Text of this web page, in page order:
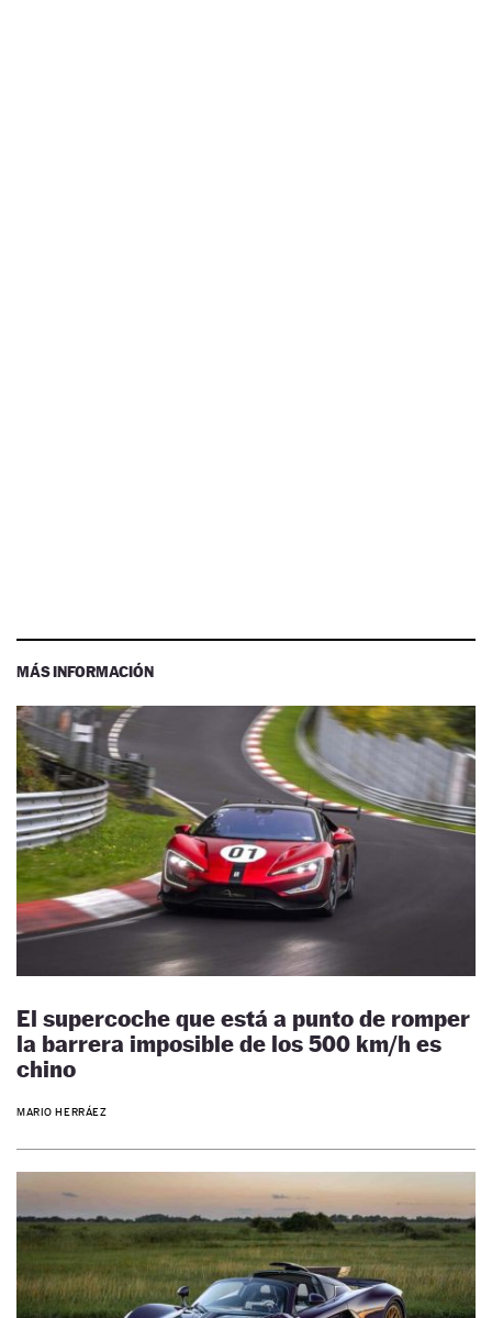
MÁS INFORMACIÓN
El supercoche que está a punto de romper
la barrera imposible de los 500 km/h es
chino
MARIO HERRÁEZ